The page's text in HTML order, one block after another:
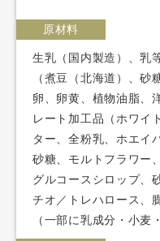
原材料
生乳（国内製造）、乳
（煮豆（北海道）、砂
卵、卵黄、植物油脂、
レート加工品（ホワイ
ター、全粉乳、ホエイ
砂糖、モルトフラワー
グルコースシロップ、
チオ／トレハロース、
（一部に乳成分・小麦